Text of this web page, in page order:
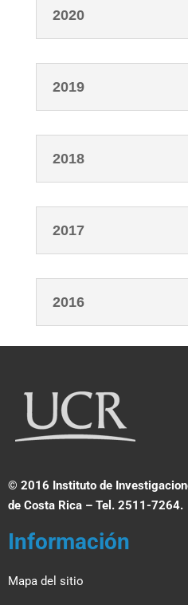
2020
2019
2018
2017
2016
© 2016 Instituto de
de Costa Rica – Tel. 2511-7264.
Información
Mapa del sitio